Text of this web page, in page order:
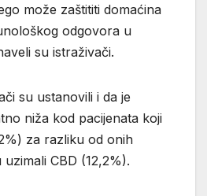
može zaštititi domaćina
odgovora u
su istraživači.
su ustanovili i da je
niža kod pacijenata koji
za razliku od onih
CBD (12,2%).